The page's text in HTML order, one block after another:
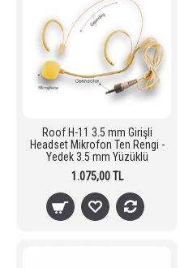
Roof H-11 3.5 mm Girişli
Headset Mikrofon Ten Rengi -
Yedek 3.5 mm Yüzüklü
1.075,00 TL